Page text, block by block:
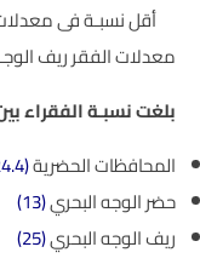
معدلات الفقر ريف الوجـه
بلغت نسبـة الفقراء
المحافظات الحضرية(24.4)
حضر الوجه البحري(13)
ريف الوجه البحري(25)